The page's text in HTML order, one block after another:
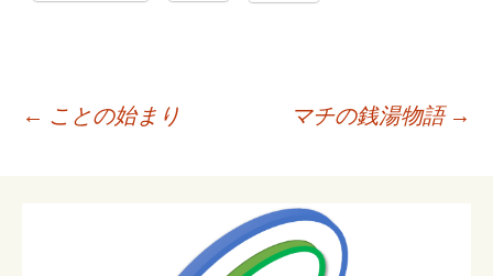
← ことの始まり マチの銭湯物語 →